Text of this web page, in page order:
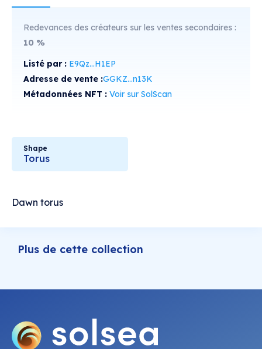
Redevances des créateurs sur les ventes secondaires :
10 %
Listé par : E9Qz...H1EP
Adresse de vente :GGKZ...n13K
Métadonnées NFT : Voir sur SolScan
Shape
Torus
Dawn torus
Plus de cette collection